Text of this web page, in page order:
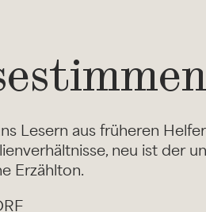
Lesern aus früheren
neu ist der
Erzählton.